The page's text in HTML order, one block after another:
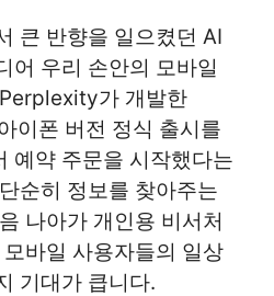
큰 반향을 일으켰던 AI
어 우리 손안의 모바일
가 개발한
이폰 버전 정식 출시를
예약 주문을 시작했다는
순히 정보를 찾아주는
나아가 개인용 비서처
바일 사용자들의 일상
기대가 큽니다.